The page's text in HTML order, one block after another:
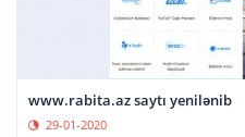
www.rabita.az saytı yenilənib
29-01-2020